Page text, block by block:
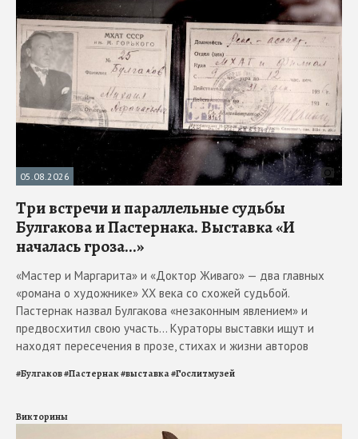
05.08.2026
Три встречи и параллельные судьбы
Булгакова и Пастернака. Выставка «И
началась гроза...»
«Мастер и Маргарита» и «Доктор Живаго» — два главных
«романа о художнике» ХХ века со схожей судьбой.
Пастернак назвал Булгакова «незаконным явлением» и
предвосхитил свою участь... Кураторы выставки ищут и
находят пересечения в прозе, стихах и жизни авторов
#Булгаков#Пастернак#выставка#Гослитмузей
Викторины